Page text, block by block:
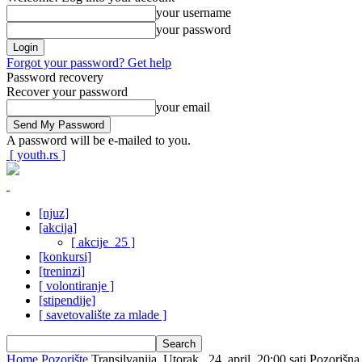
your username
your password
Forgot your password? Get help
Password recovery
Recover your password
your email
A password will be e-mailed to you.
[ youth.rs ]
[njuz]
[akcija]
[ akcije_25 ]
[konkursi]
[treninzi]
[ volontiranje ]
[stipendije]
[ savetovalište za mlade ]
Home Pozorište Transilvanija, Utorak , 24. april, 20:00 sati